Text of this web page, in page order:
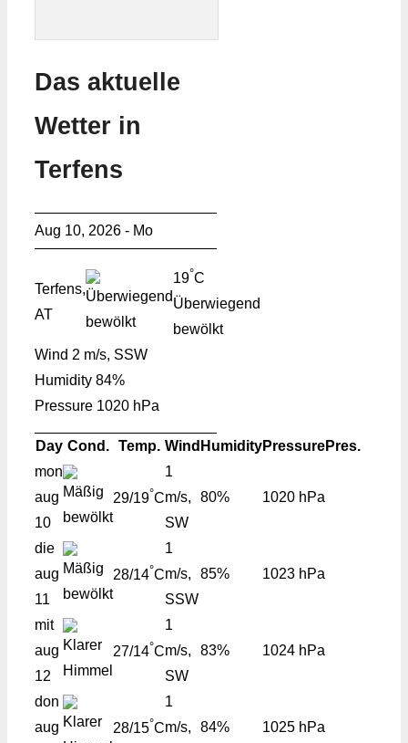
Das aktuelle
Wetter in
Terfens
Aug 10, 2026 - Mo
Terfens,
AT
19°C
Überwiegend
bewölkt
Wind 2 m/s, SSW
Humidity 84%
Pressure 1020 hPa
Day Cond. Temp. Wind HumidityPressurePres.
mon
aug
10
29/19°C
1
m/s,
SW
80% 1020 hPa
die
aug
11
28/14°C
1
m/s,
SSW
85% 1023 hPa
mit
aug
12
27/14°C
1
m/s,
SW
83% 1024 hPa
don
aug
28/15°C
1
m/s,
84% 1025 hPa